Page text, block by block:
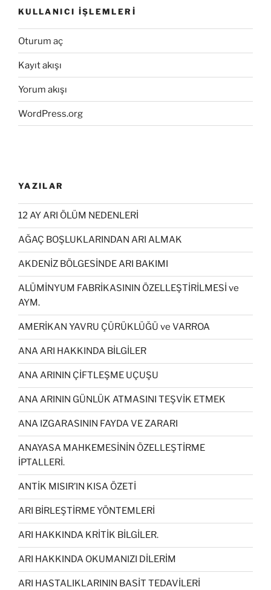
KULLANICI İŞLEMLERI
Oturum aç
Kayıt akışı
Yorum akışı
WordPress.org
YAZILAR
12 AY ARI ÖLÜM NEDENLERİ
AĞAÇ BOŞLUKLARINDAN ARI ALMAK
AKDENİZ BÖLGESİNDE ARI BAKIMI
ALÜMİNYUM FABRİKASININ ÖZELLEŞTİRİLMESİ ve
AYM.
AMERİKAN YAVRU ÇÜRÜKLÜĞÜ ve VARROA
ANA ARI HAKKINDA BİLGİLER
ANA ARININ ÇİFTLEŞME UÇUŞU
ANA ARININ GÜNLÜK ATMASINI TEŞVİK ETMEK
ANA IZGARASININ FAYDA VE ZARARI
ANAYASA MAHKEMESİNİN ÖZELLEŞTİRME
İPTALLERİ.
ANTİK MISIR’IN KISA ÖZETİ
ARI BİRLEŞTİRME YÖNTEMLERİ
ARI HAKKINDA KRİTİK BİLGİLER.
ARI HAKKINDA OKUMANIZI DİLERİM
ARI HASTALIKLARININ BASİT TEDAVİLERİ